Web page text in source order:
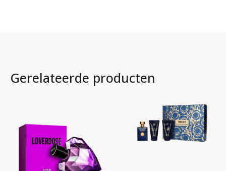
Gerelateerde producten